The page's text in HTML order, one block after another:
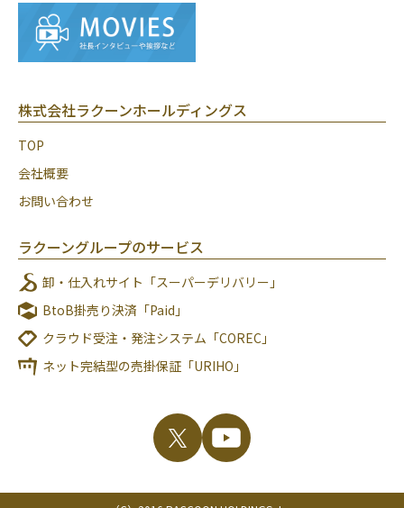
株式会社ラクーンホールディングス
TOP
会社概要
お問い合わせ
ラクーングループのサービス
卸・仕入れサイト「スーパーデリバリー」
BtoB掛売り決済「Paid」
クラウド受注・発注システム「COREC」
ネット完結型の売掛保証「URIHO」